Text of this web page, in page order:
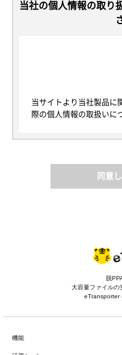
当社の個人情報の取り
当サイトより当社製品に
際の個人情報の取扱いに
1. 個人情報について
得する個人情報の保護に
指し、生存する個人に関
お、本規定で用いられる
法における個人データと
当社は、以下の目的に必
合には、事前に適切な方
られた場合には遅滞なく
同意
脱
大容量ファイルの
eTransporter
機能